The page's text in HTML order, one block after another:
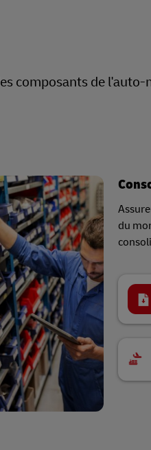
composants de
du